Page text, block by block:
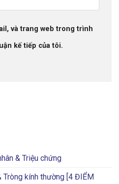
và trang web trong trình
kế tiếp của tôi.
& Triệu chứng
Tròng kính thường [4 ĐIỂM